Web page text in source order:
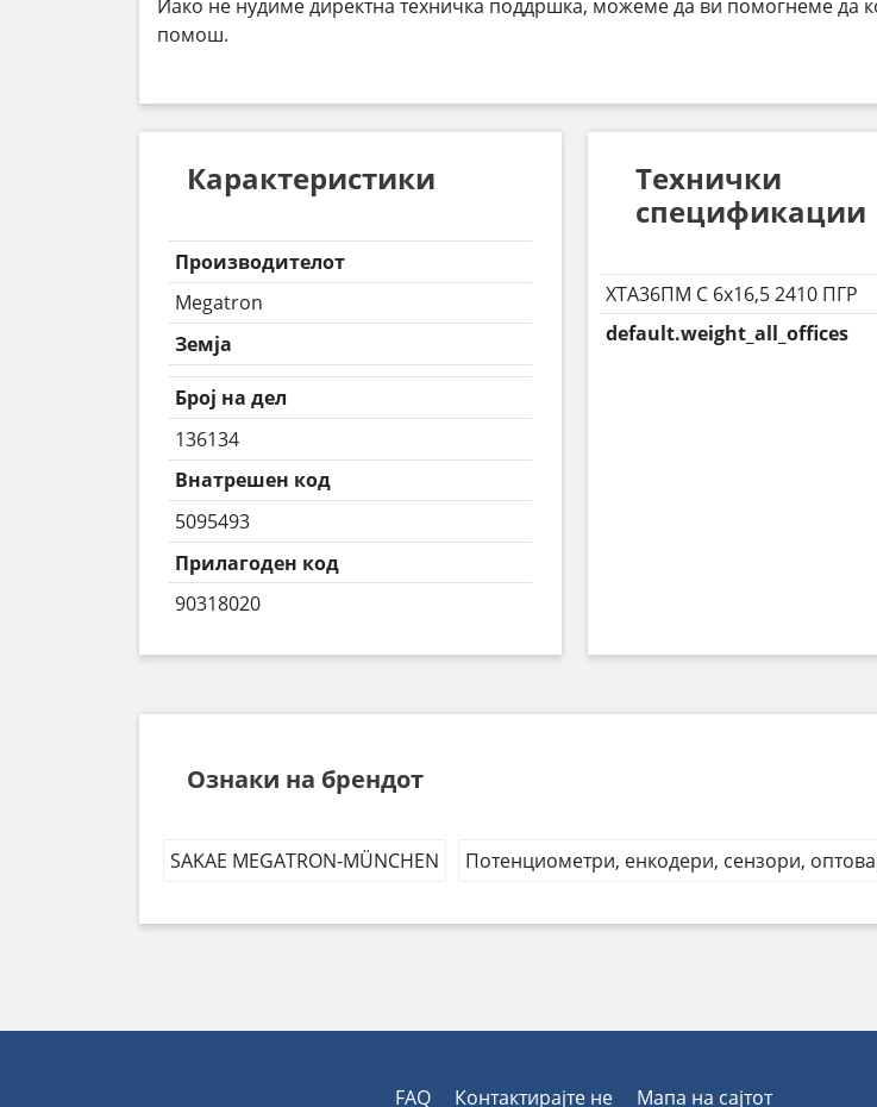
Иако не нудиме директна техничка поддршка, можеме да ви помогнеме да
помош.
Карактеристики
Производителот
Megatron
Земја
Број на дел
136134
Внатрешен код
5095493
Прилагоден код
90318020
Технички
спецификации
ХТА36ПМ С 6х16,5 2410 ПГР
default.weight_all_offices
Ознаки на брендот
SAKAE MEGATRON-MÜNCHEN Потенциометри, енкодери, сензори,
FAQ Контактирајте не Мапа на сајтот